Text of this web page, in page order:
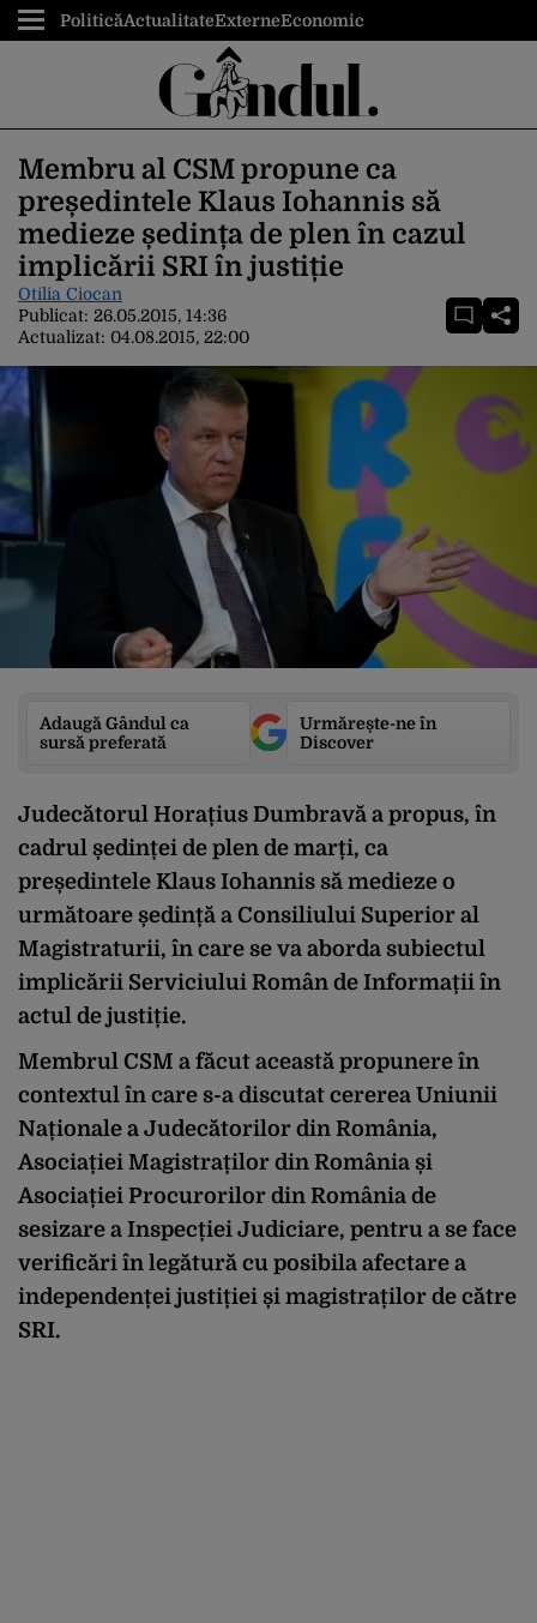
PoliticăActualitateExterneEconomic
Membru al CSM propune ca
președintele Klaus Iohannis să
medieze ședința de plen în cazul
implicării SRI în justiție
Otilia Ciocan
Publicat: 26.05.2015, 14:36
Actualizat: 04.08.2015, 22:00
Adaugă Gândul ca
sursă preferată
Urmărește-ne în
Discover
Judecătorul Horațius Dumbravă a propus, în
cadrul ședinței de plen de marți, ca
președintele Klaus Iohannis să medieze o
următoare ședință a Consiliului Superior al
Magistraturii, în care se va aborda subiectul
implicării Serviciului Român de Informații în
actul de justiție.
Membrul CSM a făcut această propunere în
contextul în care s-a discutat cererea Uniunii
Naționale a Judecătorilor din România,
Asociației Magistraților din România și
Asociației Procurorilor din România de
sesizare a Inspecției Judiciare, pentru a se face
verificări în legătură cu posibila afectare a
independenței justiției și magistraților de către
SRI.